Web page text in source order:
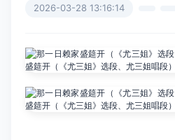
2026-03-28 13:16:14